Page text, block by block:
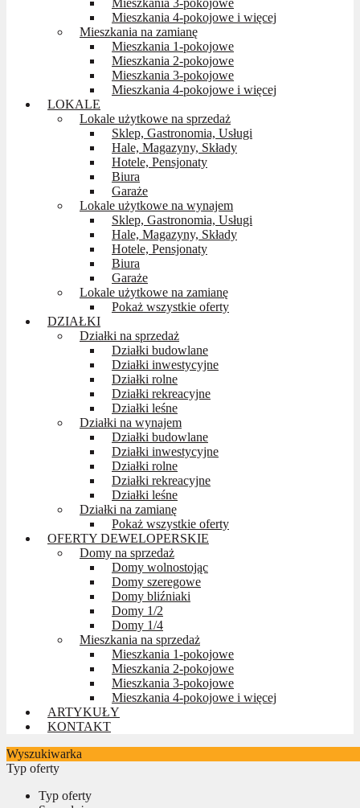
Mieszkania 4-pokojowe i więcej
Mieszkania na zamianę
Mieszkania 1-pokojowe
Mieszkania 2-pokojowe
Mieszkania 3-pokojowe
Mieszkania 4-pokojowe i więcej
LOKALE
Lokale użytkowe na sprzedaż
Sklep, Gastronomia, Usługi
Hale, Magazyny, Składy
Hotele, Pensjonaty
Biura
Garaże
Lokale użytkowe na wynajem
Sklep, Gastronomia, Usługi
Hale, Magazyny, Składy
Hotele, Pensjonaty
Biura
Garaże
Lokale użytkowe na zamianę
Pokaż wszystkie oferty
DZIAŁKI
Działki na sprzedaż
Działki budowlane
Działki inwestycyjne
Działki rolne
Działki rekreacyjne
Działki leśne
Działki na wynajem
Działki budowlane
Działki inwestycyjne
Działki rolne
Działki rekreacyjne
Działki leśne
Działki na zamianę
Pokaż wszystkie oferty
OFERTY DEWELOPERSKIE
Domy na sprzedaż
Domy wolnostojąc
Domy szeregowe
Domy bliźniaki
Domy 1/2
Domy 1/4
Mieszkania na sprzedaż
Mieszkania 1-pokojowe
Mieszkania 2-pokojowe
Mieszkania 3-pokojowe
Mieszkania 4-pokojowe i więcej
ARTYKUŁY
KONTAKT
Wyszukiwarka
Typ oferty
Typ oferty